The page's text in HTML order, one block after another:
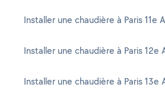
Installer une chaudière à Paris 11e
Installer une chaudière à Paris 12e
Installer une chaudière à Paris 13e